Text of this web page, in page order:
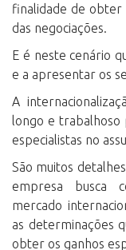
finalidade de obter
das negociações.
E é neste cenário
e a apresentar os
A
longo e
especialistas no
São muitos
empresa busca
mercado
as determinações
obter os ganhos